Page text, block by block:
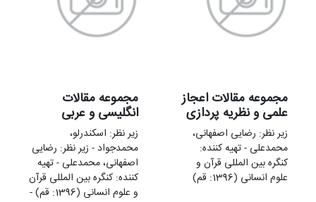
مجموعه مقالات اعجاز
علمی و نظریه پردازی
زير نظر: رضایی اصفهانی،
محمدعلی - تهيه کننده:
کنگره بین المللی قرآن و
علوم انسانی (1396: قم)
مجموعه مقالات
انگلیسی و عربی
زير نظر: اسکندرلو،
محمدجواد - زير نظر: رضایی
اصفهانی، محمدعلی - تهيه
کننده: کنگره بین المللی قرآن
و علوم انسانی (1396: قم) -